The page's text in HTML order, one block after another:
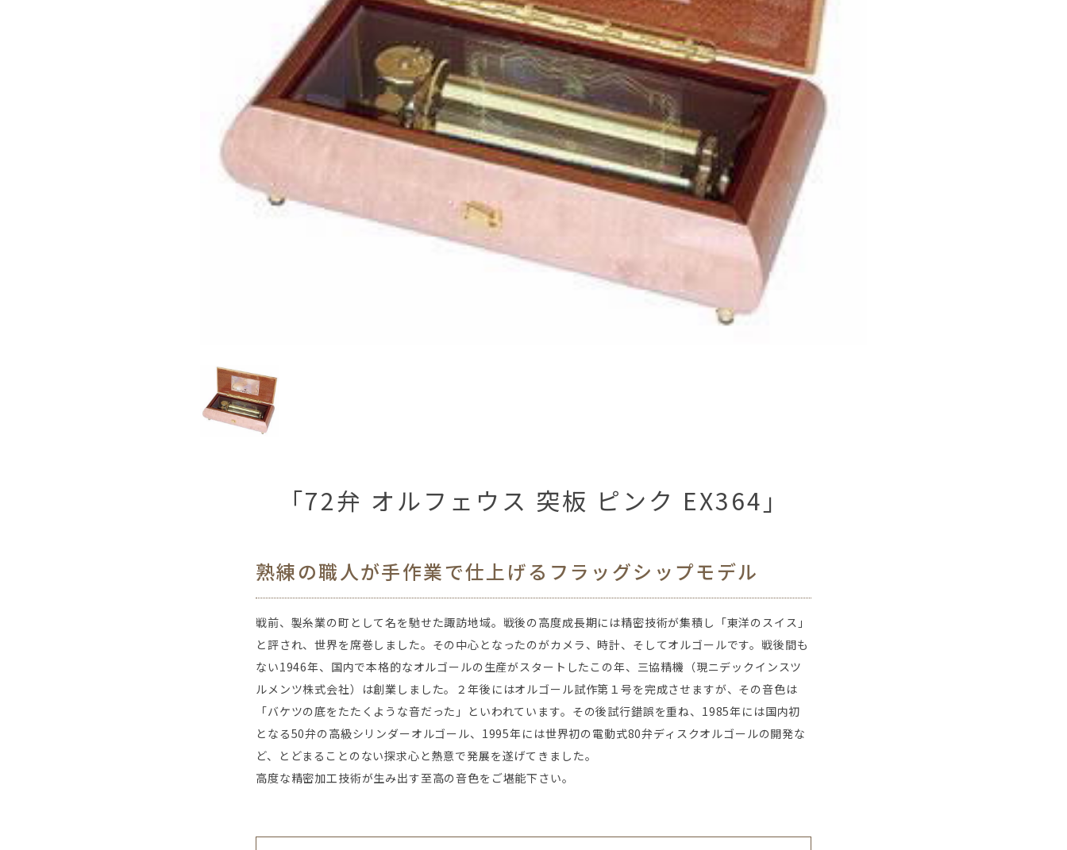
72弁 オルフェウス 突板 ピンク EX364
熟練の職人が手作業で仕上げるフラッグシップモデル
戦前、製糸業の町として名を馳せた諏訪地域。戦後の高度成長期には精密技術が集積し「東洋のスイス」
と評され、世界を席巻しました。その中心となったのがカメラ、時計、そしてオルゴールです。戦後間も
ない1946年、国内で本格的なオルゴールの生産がスタートしたこの年、三協精機（現ニデックインスツ
ルメンツ株式会社）は創業しました。２年後にはオルゴール試作第１号を完成させますが、その音色は
「バケツの底をたたくような音だった」といわれています。その後試行錯誤を重ね、1985年には国内初
となる50弁の高級シリンダーオルゴール、1995年には世界初の電動式80弁ディスクオルゴールの開発な
ど、とどまることのない探求心と熱意で発展を遂げてきました。
高度な精密加工技術が生み出す至高の音色をご堪能下さい。